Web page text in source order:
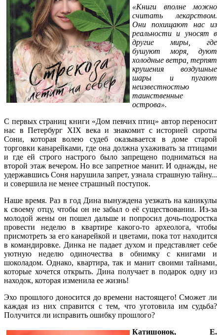
«Книги вполне можно
считать лекарством.
Они похищают нас из
реальности и уносят в
другие миры, где
бушуют моря, дуют
холодные ветра, терпят
крушения воздушные
шары и пугают
неизвестностью
таинственные
острова».
С первых страниц книги «Дом певчих птиц» автор переносит
нас в Петербург XIX века и знакомит с историей сироты
Сони, которая волею судеб оказывается в доме старой
торговки канарейками, где она должна ухаживать за птицами
и где ей строго настрого было запрещено подниматься на
второй этаж вечером. Но все запретное манит. И однажды, не
удержавшись Соня нарушила запрет, узнала страшную тайну...
и совершила не менее страшный поступок.
Наше время. Раз в год Дина вынуждена уезжать на каникулы
к своему отцу, чтобы он не забыл о её существовании. Из-за
молодой жены он пошел дальше и попросил дочь-подростка
провести неделю в квартире какого-то археолога, чтобы
присмотреть за его канарейкой и цветами, пока тот находится
в командировке. Динка не падает духом и представляет себе
уютную неделю одиночества в обнимку с книгами и
шоколадом. Однако, квартира, так и манит своими тайнами,
которые хочется открыть. Дина получает в подарок одну из
находок, которая изменила ее жизнь!
Эхо прошлого доносится до времени настоящего! Сможет ли
каждая из них справится с тем, что уготовила им судьба?
Получится ли исправить ошибку прошлого?
Катишонок, Е.